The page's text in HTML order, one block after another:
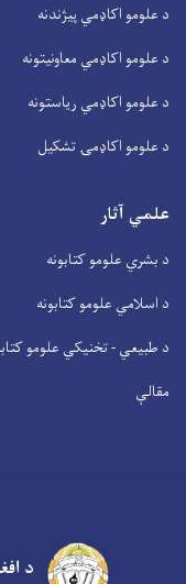
د علومو اکاډمي پیژندنه
د علومو اکاډمي معاونیتونه
د علومو اکاډمي ریاستونه
د علومو اکاډمۍ تشکیل
علمي آثار
د بشري علومو کتابونه
د اسلامي علومو کتابونه
د طبیعي - تخنیکي علومو
مقالې
د